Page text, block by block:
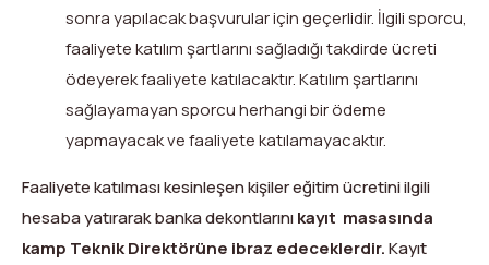
sonra yapılacak başvurular için geçerlidir. İlgili sporcu,
faaliyete katılım şartlarını sağladığı takdirde ücreti
ödeyerek faaliyete katılacaktır. Katılım şartlarını
sağlayamayan sporcu herhangi bir ödeme
yapmayacak ve faaliyete katılamayacaktır.
Faaliyete katılması kesinleşen kişiler eğitim ücretini ilgili
hesaba yatırarak banka dekontlarınıkayıt masasında
kamp Teknik Direktörüne ibraz edeceklerdir.Kayıt